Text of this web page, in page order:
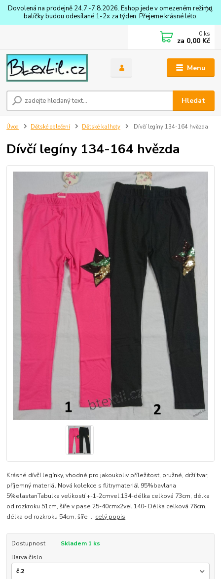
Dovolená na prodejně 24.7.-7.8.2026. Eshop jede v omezeném režimu,
balíčky budou odesílané 1-2x za týden. Přejeme krásné léto.
Menu
Hledat
0 ks
za 0,00 Kč
Úvod Dětské oblečení Dětské kalhoty Dívčí legíny 134-164 hvězda
Dívčí legíny 134-164 hvězda
Krásné dívčí legínky, vhodné pro jakoukoliv příležitost, pružné, drží tvar,
příjemný materiál.Nová kolekce s flitrymateriál 95%bavlana
5%elastanTabulka velikostí +-1-2cmvel.134-délka celková 73cm, délka
od rozkroku 51cm, šíře v pase 25-40cmx2vel.140- Délka celková 76cm,
délka od rozkroku 54cm, šíře ... celý popis
Dostupnost
Skladem 1 ks
Barva číslo